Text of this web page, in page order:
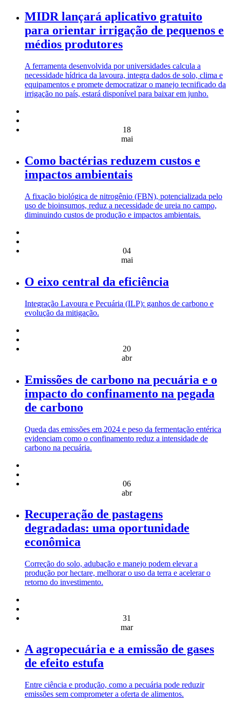
MIDR lançará aplicativo gratuito
para orientar irrigação de pequenos e
médios produtores
A ferramenta desenvolvida por universidades calcula a
necessidade hídrica da lavoura, integra dados de solo, clima e
equipamentos e promete democratizar o manejo tecnificado da
irrigação no país, estará disponível para baixar em junho.
18
mai
Como bactérias reduzem custos e
impactos ambientais
A fixação biológica de nitrogênio (FBN), potencializada pelo
uso de bioinsumos, reduz a necessidade de ureia no campo,
diminuindo custos de produção e impactos ambientais.
04
mai
O eixo central da eficiência
Integração Lavoura e Pecuária (ILP): ganhos de carbono e
evolução da mitigação.
20
abr
Emissões de carbono na pecuária e o
impacto do confinamento na pegada
de carbono
Queda das emissões em 2024 e peso da fermentação entérica
evidenciam como o confinamento reduz a intensidade de
carbono na pecuária.
06
abr
Recuperação de pastagens
degradadas: uma oportunidade
econômica
Correção do solo, adubação e manejo podem elevar a
produção por hectare, melhorar o uso da terra e acelerar o
retorno do investimento.
31
mar
A agropecuária e a emissão de gases
de efeito estufa
Entre ciência e produção, como a pecuária pode reduzir
emissões sem comprometer a oferta de alimentos.